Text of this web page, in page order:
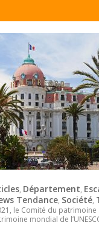
, Département,
Tendance, Société,
le Comité du
mondial de